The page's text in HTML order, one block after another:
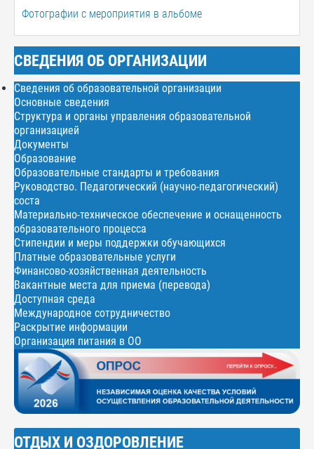
Фотографии с мероприятия в альбоме
СВЕДЕНИЯ ОБ ОРГАНИЗАЦИИ
Сведения об образовательной организации
Основные сведения
Структура и органы управления образовательной
организацией
Документы
Образование
Образовательные стандарты и требования
Руководство. Педагогический (научно-педагогический)
соста
Материально-техническое обеспечение и оснащенность
образовательного процесса
Стипендии и меры поддержки обучающихся
Платные образовательные услуги
Финансово-хозяйственная деятельность
Вакантные места для приема (перевода)
Доступная среда
Международное сотрудничество
Раскрытие информации
Организация питания в ОО
ОТДЫХ И ОЗДОРОВЛЕНИЕ